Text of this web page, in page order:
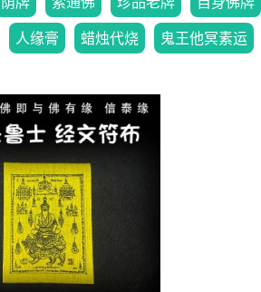
人缘膏 蜡烛代烧 鬼王他冥素运